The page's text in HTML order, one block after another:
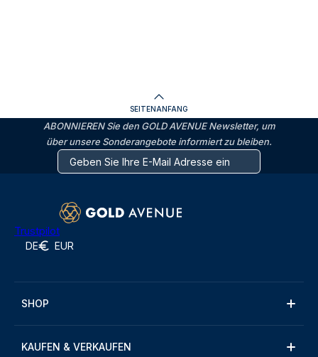
SEITENANFANG
ABONNIEREN Sie den GOLD AVENUE Newsletter, um
über unsere Sonderangebote informiert zu bleiben.
Trustpilot
DE EUR
SHOP
KAUFEN & VERKAUFEN